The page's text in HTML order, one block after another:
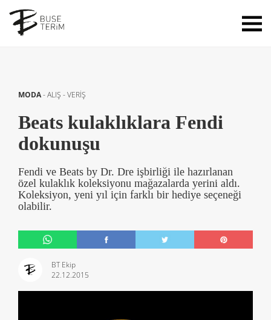
MODA-ALIŞ - VERİŞ
Beats kulaklıklara Fendi
dokunuşu
Fendi ve Beats by Dr. Dre işbirliği ile hazırlanan
özel kulaklık koleksiyonu mağazalarda yerini aldı.
Koleksiyon, yeni yıl için farklı bir hediye seçeneği
olabilir.
BT Ekip
22.12.2015